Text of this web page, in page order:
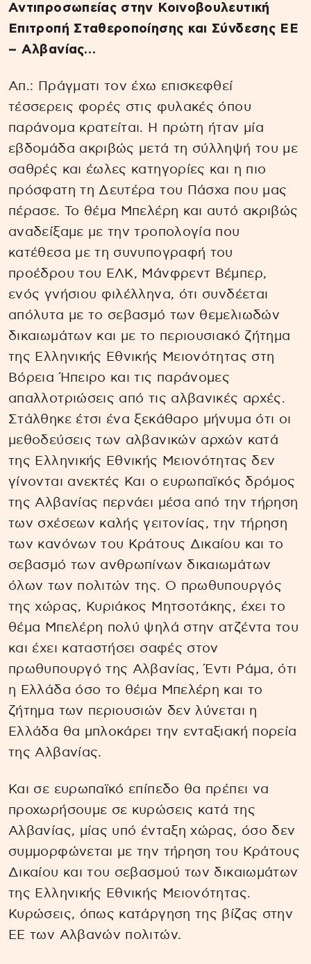
Αντιπροσωπείας στην Κοινοβουλευτική
Επιτροπή Σταθεροποίησης και Σύνδεσης ΕΕ
– Αλβανίας…
Απ.: Πράγματι τον έχω επισκεφθεί
τέσσερεις φορές στις φυλακές όπου
παράνομα κρατείται. Η πρώτη ήταν μία
εβδομάδα ακριβώς μετά τη σύλληψή του με
σαθρές και έωλες κατηγορίες και η πιο
πρόσφατη τη Δευτέρα του Πάσχα που μας
πέρασε. Το θέμα Μπελέρη και αυτό ακριβώς
αναδείξαμε με την τροπολογία που
κατέθεσα με τη συνυπογραφή του
προέδρου του ΕΛΚ, Μάνφρεντ Βέμπερ,
ενός γνήσιου φιλέλληνα, ότι συνδέεται
απόλυτα με το σεβασμό των θεμελιωδών
δικαιωμάτων και με το περιουσιακό ζήτημα
της Ελληνικής Εθνικής Μειονότητας στη
Βόρεια Ήπειρο και τις παράνομες
απαλλοτριώσεις από τις αλβανικές αρχές.
Στάλθηκε έτσι ένα ξεκάθαρο μήνυμα ότι οι
μεθοδεύσεις των αλβανικών αρχών κατά
της Ελληνικής Εθνικής Μειονότητας δεν
γίνονται ανεκτές Και ο ευρωπαϊκός δρόμος
της Αλβανίας περνάει μέσα από την τήρηση
των σχέσεων καλής γειτονίας, την τήρηση
των κανόνων του Κράτους Δικαίου και το
σεβασμό των ανθρωπίνων δικαιωμάτων
όλων των πολιτών της. Ο πρωθυπουργός
της χώρας, Κυριάκος Μητσοτάκης, έχει το
θέμα Μπελέρη πολύ ψηλά στην ατζέντα του
και έχει καταστήσει σαφές στον
πρωθυπουργό της Αλβανίας, Έντι Ράμα, ότι
η Ελλάδα όσο το θέμα Μπελέρη και το
ζήτημα των περιουσιών δεν λύνεται η
Ελλάδα θα μπλοκάρει την ενταξιακή πορεία
της Αλβανίας.
Και σε ευρωπαϊκό επίπεδο θα πρέπει να
προχωρήσουμε σε κυρώσεις κατά της
Αλβανίας, μίας υπό ένταξη χώρας, όσο δεν
συμμορφώνεται με την τήρηση του Κράτους
Δικαίου και του σεβασμού των δικαιωμάτων
της Ελληνικής Εθνικής Μειονότητας.
Κυρώσεις, όπως κατάργηση της βίζας στην
ΕΕ των Αλβανών πολιτών.